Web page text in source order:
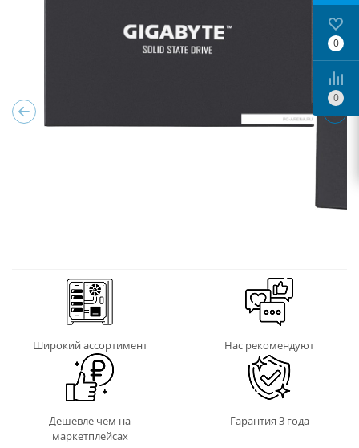
Широкий ассортимент Нас рекомендуют
Дешевле чем на
маркетплейсах
Гарантия 3 года
0
0